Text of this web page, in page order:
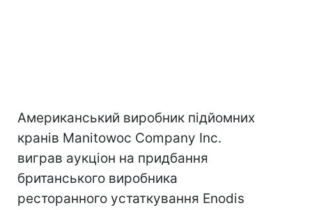
Американський виробник підйомних
кранів Manitowoc Company Inc.
виграв аукціон на придбання
британського виробника
ресторанного устаткування Enodis